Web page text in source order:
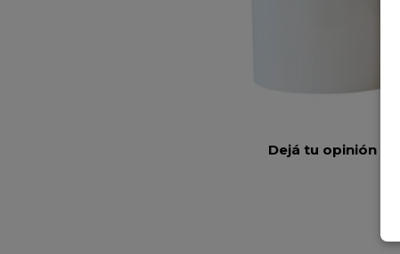
Dejá tu opinión